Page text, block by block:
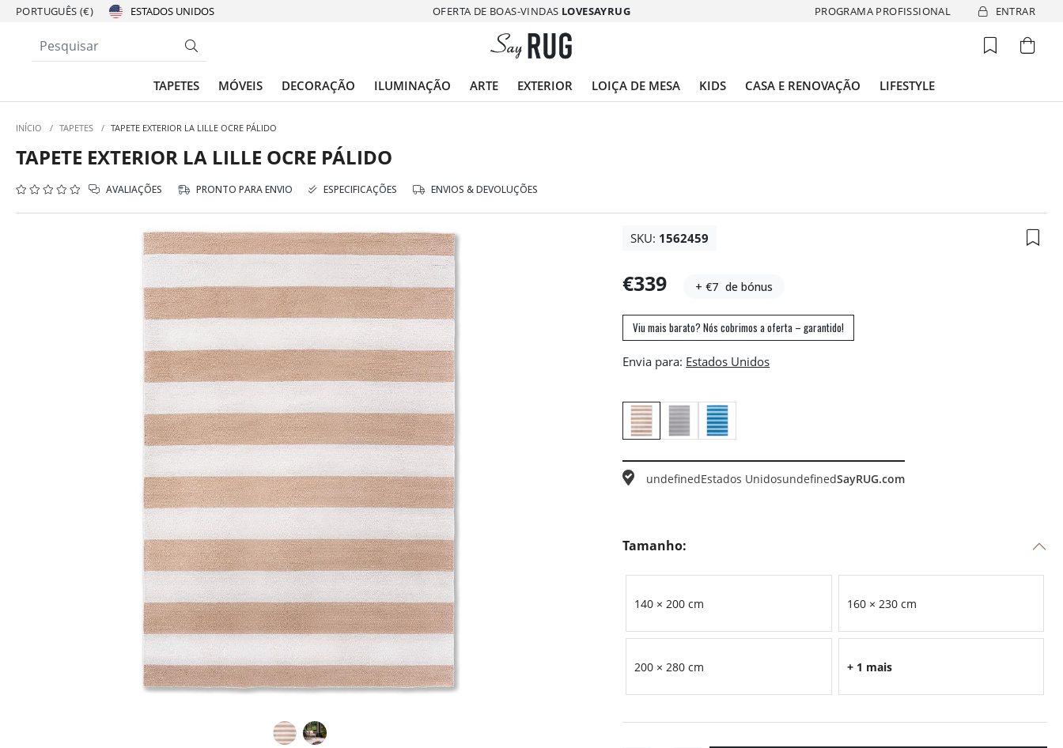
PORTUGUÊS (€) OFERTA DE BOAS-VINDAS LOVESAYRUG PROGRAMA PROFISSIONAL ENTRAR
TAPETES MÓVEIS DECORAÇÃO ILUMINAÇÃO ARTE EXTERIOR LOIÇA DE MESA KIDS CASA E RENOVAÇÃO LIFESTYLE
INÍCIO / TAPETES / TAPETE EXTERIOR LA LILLE OCRE PÁLIDO
TAPETE EXTERIOR LA LILLE OCRE PÁLIDO
AVALIAÇÕES PRONTO PARA ENVIO ESPECIFICAÇÕES ENVIOS & DEVOLUÇÕES
SKU: 1562459
€339 + €7 de bónus
Viu mais barato? Nós cobrimos a oferta – garantido!
Envia para:
undefinedEstados UnidosundefinedSayRUG.com
Tamanho:
140 × 200 cm 160 × 230 cm
200 × 280 cm + 1 mais